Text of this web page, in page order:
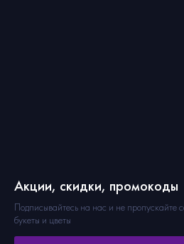
Акции, скидки, промокоды
Подписывайтесь на нас и не пропускайте
букеты и цветы